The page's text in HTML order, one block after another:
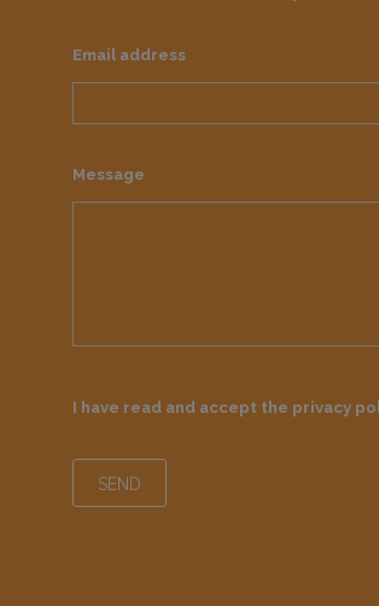
Email address
Message
I have read and accept the privacy